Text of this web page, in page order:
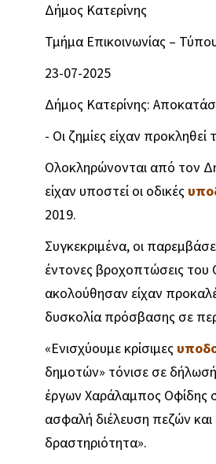
Δήμος Κατερίνης
Τμήμα Επικοινωνίας –
23-07-2025
Δήμος Κατερίνης:
- Οι ζημίες είχαν
Ολοκληρώνονται από τον
είχαν υποστεί οι οδικές
2019.
Συγκεκριμένα, οι
έντονες βροχοπτώσεις του
ακολούθησαν είχαν
δυσκολία πρόσβασης σε
«Ενισχύουμε κρίσιμες
δημοτών» τόνισε σε
έργων Χαράλαμπος Οφίδης
ασφαλή διέλευση πεζών και
δραστηριότητα».